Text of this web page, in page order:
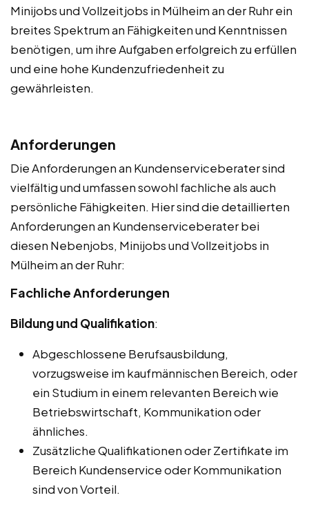
Minijobs und Vollzeitjobs in Mülheim an der Ruhr ein
breites Spektrum an Fähigkeiten und Kenntnissen
benötigen, um ihre Aufgaben erfolgreich zu erfüllen
und eine hohe Kundenzufriedenheit zu
gewährleisten.
Anforderungen
Die Anforderungen an Kundenserviceberater sind
vielfältig und umfassen sowohl fachliche als auch
persönliche Fähigkeiten. Hier sind die detaillierten
Anforderungen an Kundenserviceberater bei
diesen Nebenjobs, Minijobs und Vollzeitjobs in
Mülheim an der Ruhr:
Fachliche Anforderungen
Bildung und Qualifikation:
Abgeschlossene Berufsausbildung,
vorzugsweise im kaufmännischen Bereich, oder
ein Studium in einem relevanten Bereich wie
Betriebswirtschaft, Kommunikation oder
ähnliches.
Zusätzliche Qualifikationen oder Zertifikate im
Bereich Kundenservice oder Kommunikation
sind von Vorteil.